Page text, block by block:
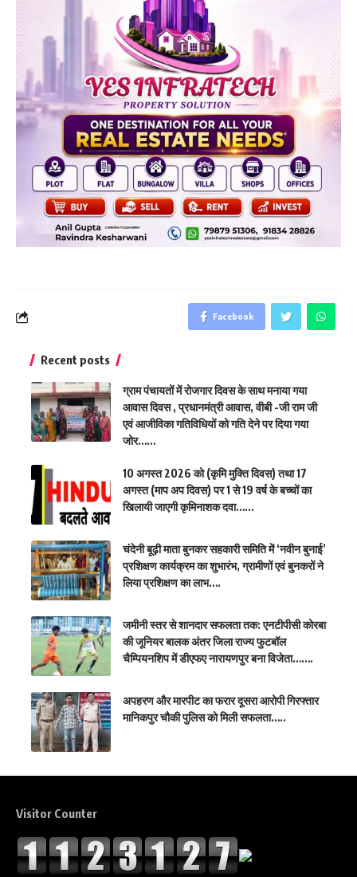
Facebook
Recent posts
ग्राम पंचायतों में रोजगार दिवस के साथ मनाया गया
आवास दिवस , प्रधानमंत्री आवास, वीबी -जी राम जी
एवं आजीविका गतिविधियों को गति देने पर दिया गया
जोर……
10 अगस्त 2026 को (कृमि मुक्ति दिवस) तथा 17
अगस्त (माप अप दिवस) पर 1 से 19 वर्ष के बच्चों का
खिलायी जाएगी कृमिनाशक दवा……
चंदेनी बूढ़ी माता बुनकर सहकारी समिति में ‘नवीन बुनाई’
प्रशिक्षण कार्यक्रम का शुभारंभ, ग्रामीणों एवं बुनकरों ने
लिया प्रशिक्षण का लाभ….
जमीनी स्तर से शानदार सफलता तक: एनटीपीसी कोरबा
की जूनियर बालक अंतर जिला राज्य फुटबॉल
चैम्पियनशिप में डीएफए नारायणपुर बना विजेता…….
अपहरण और मारपीट का फरार दूसरा आरोपी गिरफ्तार
मानिकपुर चौकी पुलिस को मिली सफलता…..
Visitor Counter